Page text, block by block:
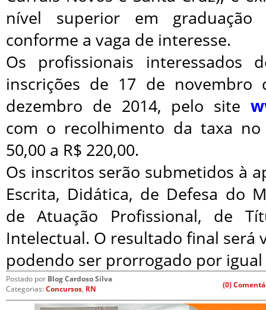
nível superior em graduação
conforme a vaga de interesse.
Os profissionais interessados
inscrições de 17 de
dezembro de 2014, pelo site
com o recolhimento da taxa
50,00 a R$ 220,00.
Os inscritos serão submetidos à
Escrita, Didática, de Defesa do
de Atuação Profissional, de
Intelectual. O resultado final será
podendo ser prorrogado por
Postado por Blog Cardoso Silva
Categorias:Concursos, RN (0)